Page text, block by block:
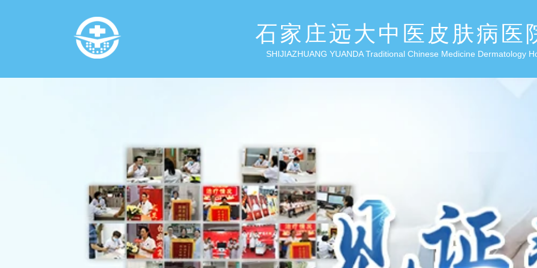
石家庄远大中医皮肤病医
SHIJIAZHUANG YUANDA Traditional Chinese Medicine Dermatology